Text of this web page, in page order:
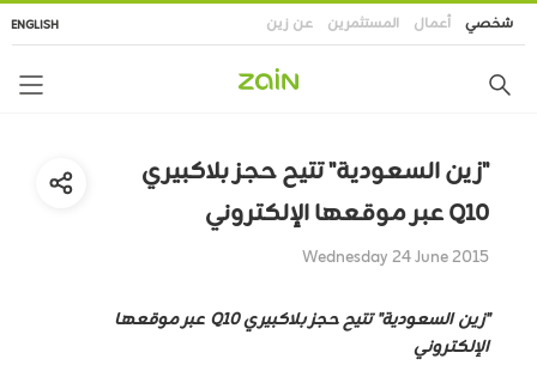
تجاوز
إلى
الرئيسي
شخصي أعمال المستثمرين عن زين ENGLISH
"زين السعودية" تتيح حجز بلاكبيري
Q10 عبر موقعها الإلكتروني
Wednesday 24 June 2015
"زين السعودية" تتيح حجز بلاكبيري Q10 عبر موقعها
الإلكتروني